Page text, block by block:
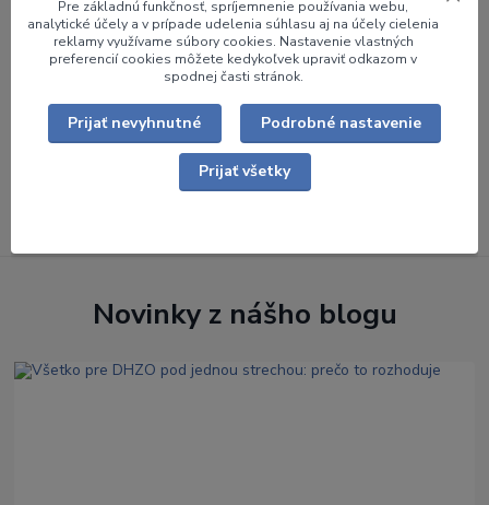
Už 24 rokov na trhu
Cez 7000 produktov na eshope
Autorizovaný záručný a pozáručný servis
Novinky z nášho blogu
Pre základnú funkčnosť, spríjemnenie používania webu,
analytické účely a v prípade udelenia súhlasu aj na účely cielenia
reklamy využívame súbory cookies. Nastavenie vlastných
preferencií cookies môžete kedykoľvek upraviť odkazom v
spodnej časti stránok.
Prijať nevyhnutné Podrobné nastavenie
Prijať všetky